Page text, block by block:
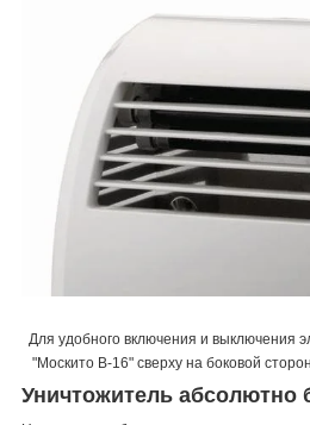
Для удобного включения и выключения
"Москито В-16" сверху на боковой
Уничтожитель абсолютно